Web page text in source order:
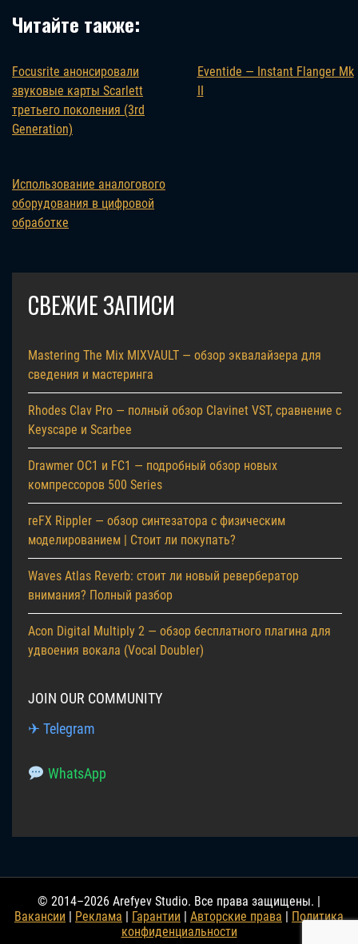
Читайте также:
Focusrite анонсировали
звуковые карты Scarlett
третьего поколения (3rd
Generation)
Eventide — Instant Flanger Mk
Использование аналогового
оборудования в цифровой
обработке
СВЕЖИЕ ЗАПИСИ
Mastering The Mix MIXVAULT — обзор эквалайзера для
сведения и мастеринга
Rhodes Clav Pro — полный обзор Clavinet VST, сравнение с
Keyscape и Scarbee
Drawmer OC1 и FC1 — подробный обзор новых
компрессоров 500 Series
reFX Rippler — обзор синтезатора с физическим
моделированием | Стоит ли покупать?
Waves Atlas Reverb: стоит ли новый ревербератор
внимания? Полный разбор
Acon Digital Multiply 2 — обзор бесплатного плагина для
удвоения вокала (Vocal Doubler)
JOIN OUR COMMUNITY
✈ Telegram
WhatsApp
© 2014–2026 Arefyev Studio. Все права защищены. |
Вакансии
Реклама Гарантии Авторские права
Политика
конфиденциальности